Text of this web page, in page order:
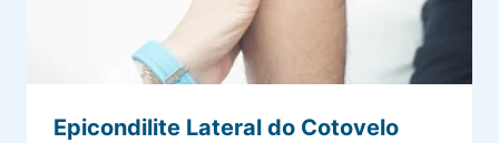
Epicondilite Lateral do Cotovelo